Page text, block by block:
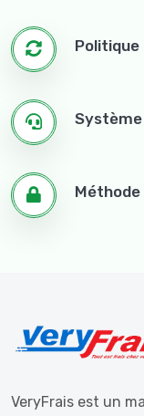
Système
VeryFrais est un